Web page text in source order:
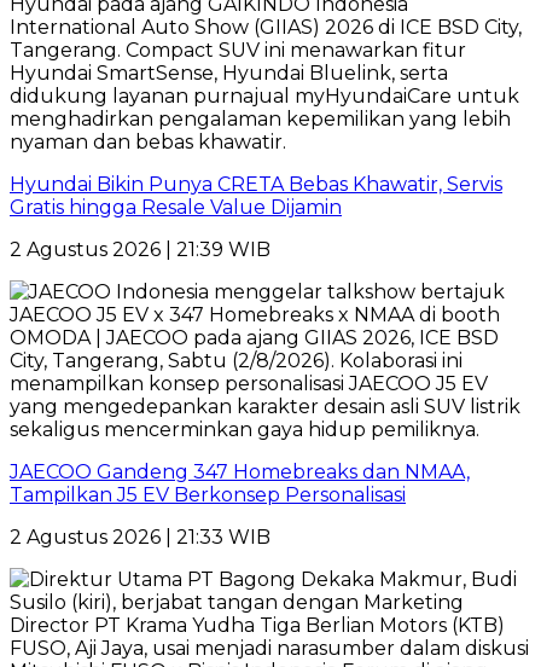
Hyundai Bikin Punya CRETA Bebas Khawatir, Servis
Gratis hingga Resale Value Dijamin
2 Agustus 2026 | 21:39 WIB
JAECOO Gandeng 347 Homebreaks dan NMAA,
Tampilkan J5 EV Berkonsep Personalisasi
2 Agustus 2026 | 21:33 WIB